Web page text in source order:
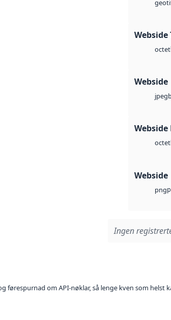
Webside
octet
Webside
jpeg
Webside
octet
Webside
png
Ingen
førespurnad om API-nøklar, så lenge kven som helst